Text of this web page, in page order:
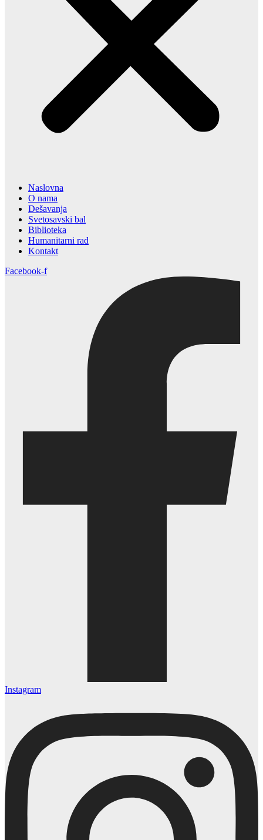
Naslovna
O nama
Dešavanja
Svetosavski bal
Biblioteka
Humanitarni rad
Kontakt
Facebook-f
Instagram